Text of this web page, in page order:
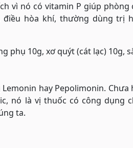
vì nó có vitamin P giúp phòng
hòa khí, thường dùng trị
phụ 10g, xơ quýt (cát lạc) 10g,
hay Pepolimonin.
nó là vị thuốc có công dụng
ta.